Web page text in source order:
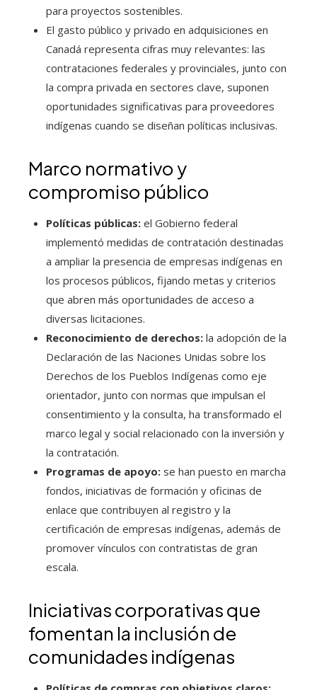
para proyectos sostenibles.
El gasto público y privado en adquisiciones en
Canadá representa cifras muy relevantes: las
contrataciones federales y provinciales, junto con
la compra privada en sectores clave, suponen
oportunidades significativas para proveedores
indígenas cuando se diseñan políticas inclusivas.
Marco normativo y
compromiso público
Políticas públicas: el Gobierno federal
implementó medidas de contratación destinadas
a ampliar la presencia de empresas indígenas en
los procesos públicos, fijando metas y criterios
que abren más oportunidades de acceso a
diversas licitaciones.
Reconocimiento de derechos: la adopción de la
Declaración de las Naciones Unidas sobre los
Derechos de los Pueblos Indígenas como eje
orientador, junto con normas que impulsan el
consentimiento y la consulta, ha transformado el
marco legal y social relacionado con la inversión y
la contratación.
Programas de apoyo: se han puesto en marcha
fondos, iniciativas de formación y oficinas de
enlace que contribuyen al registro y la
certificación de empresas indígenas, además de
promover vínculos con contratistas de gran
escala.
Iniciativas corporativas que
fomentan la inclusión de
comunidades indígenas